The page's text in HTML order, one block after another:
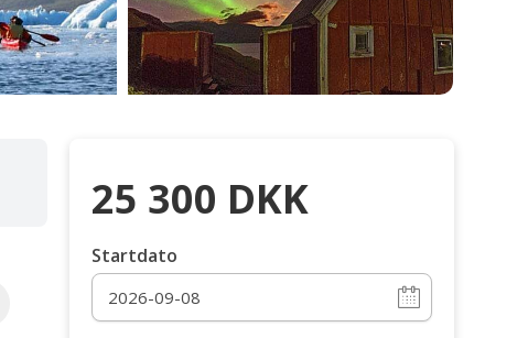
25 300 DKK
Startdato